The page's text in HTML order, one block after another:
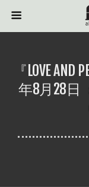
『LOVE AND
年8月28日